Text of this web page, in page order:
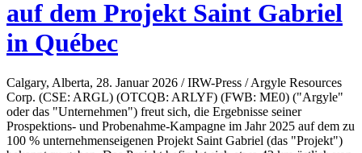
auf dem Projekt Saint Gabriel
in Québec
Calgary, Alberta, 28. Januar 2026 / IRW-Press / Argyle Resources
Corp. (CSE: ARGL) (OTCQB: ARLYF) (FWB: ME0) ("Argyle"
oder das "Unternehmen") freut sich, die Ergebnisse seiner
Prospektions- und Probenahme-Kampagne im Jahr 2025 auf dem zu
100 % unternehmenseigenen Projekt Saint Gabriel (das "Projekt")